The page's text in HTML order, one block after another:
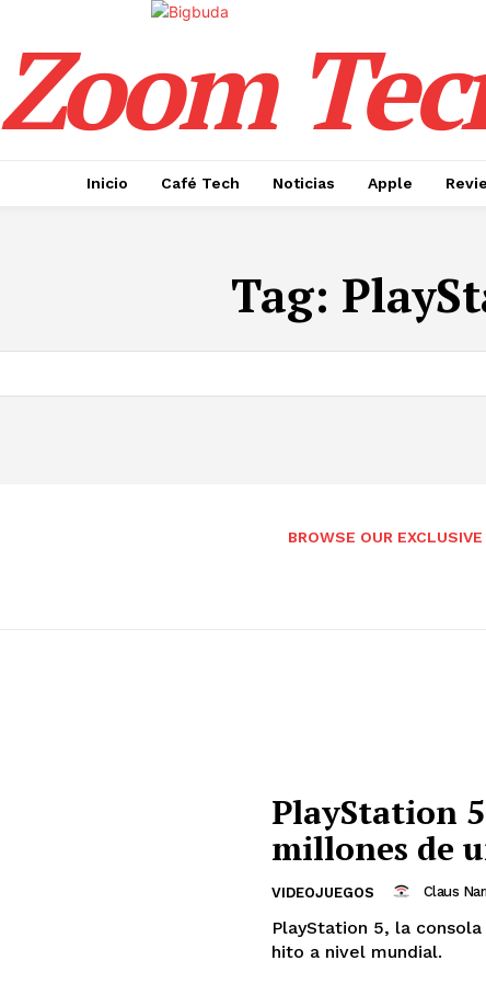
Zoom
Inicio Café Tech Noticias Apple
Tag:
BROWSE OUR
PlayStation
millones de
VIDEOJUEGOS Claus
PlayStation 5, la
hito a nivel mundial.